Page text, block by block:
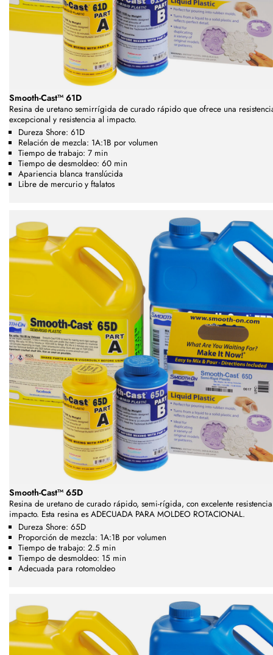
Smooth-Cast™ 61D
Resina de uretano semirrígida de curado rápido que ofrece una
excepcional y resistencia al impacto.
Dureza Shore: 61D
Relación de mezcla: 1A:1B por volumen
Tiempo de trabajo: 7 min
Tiempo de desmoldeo: 60 min
Apariencia blanca translúcida
Libre de mercurio y ftalatos
Smooth-Cast™ 65D
Resina de uretano de curado rápido, semi-rígida, con excelente
impacto. Esta resina es ADECUADA PARA MOLDEO ROTACIONAL.
Dureza Shore: 65D
Proporción de mezcla: 1A:1B por volumen
Tiempo de trabajo: 2.5 min
Tiempo de desmoldeo: 15 min
Adecuada para rotomoldeo